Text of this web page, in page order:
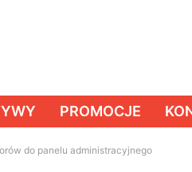
PROMOCJE
do panelu administracyjnego